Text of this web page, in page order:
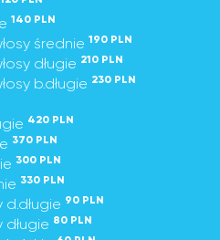
140 PLN
średnie 190 PLN
długie 210 PLN
b.długie 230 PLN
420 PLN
370 PLN
300 PLN
330 PLN
90 PLN
długie 80 PLN